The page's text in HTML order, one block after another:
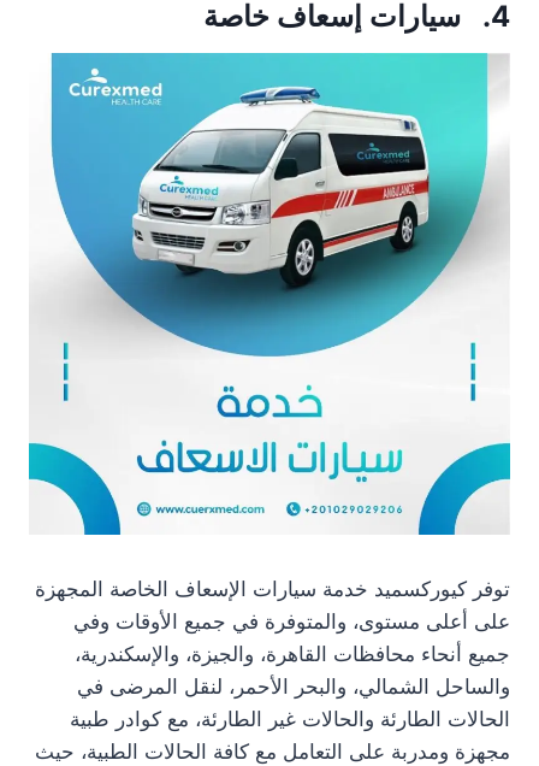
4. سيارات إسعاف خاصة
توفر كيوركسميد خدمة سيارات الإسعاف الخاصة المجهزة
على أعلى مستوى، والمتوفرة في جميع الأوقات وفي
جميع أنحاء محافظات القاهرة، والجيزة، والإسكندرية،
والساحل الشمالي، والبحر الأحمر، لنقل المرضى في
الحالات الطارئة والحالات غير الطارئة، مع كوادر طبية
مجهزة ومدربة على التعامل مع كافة الحالات الطبية، حيث